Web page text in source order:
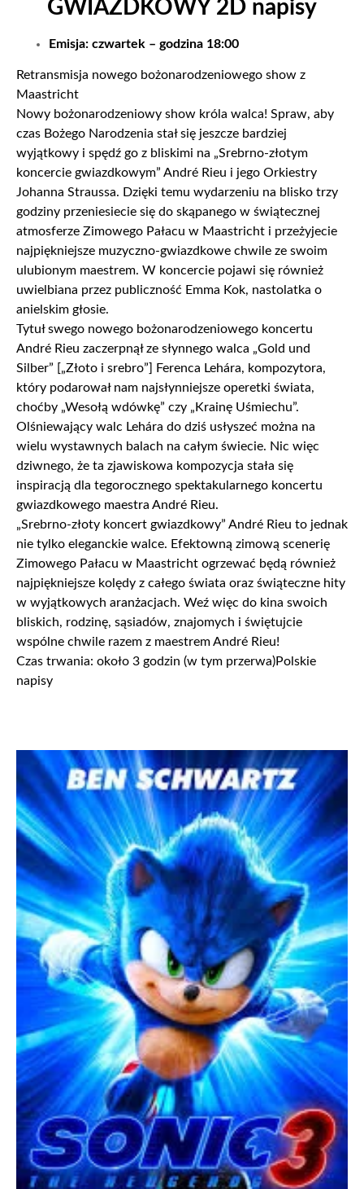
GWIAZDKOWY 2D napisy
Emisja: czwartek – godzina 18:00
Retransmisja nowego bożonarodzeniowego show z
Maastricht
Nowy bożonarodzeniowy show króla walca! Spraw, aby
czas Bożego Narodzenia stał się jeszcze bardziej
wyjątkowy i spędź go z bliskimi na „Srebrno-złotym
koncercie gwiazdkowym” André Rieu i jego Orkiestry
Johanna Straussa. Dzięki temu wydarzeniu na blisko trzy
godziny przeniesiecie się do skąpanego w świątecznej
atmosferze Zimowego Pałacu w Maastricht i przeżyjecie
najpiękniejsze muzyczno-gwiazdkowe chwile ze swoim
ulubionym maestrem. W koncercie pojawi się również
uwielbiana przez publiczność Emma Kok, nastolatka o
anielskim głosie.
Tytuł swego nowego bożonarodzeniowego koncertu
André Rieu zaczerpnął ze słynnego walca „Gold und
Silber” [„Złoto i srebro”] Ferenca Lehára, kompozytora,
który podarował nam najsłynniejsze operetki świata,
choćby „Wesołą wdówkę” czy „Krainę Uśmiechu”.
Olśniewający walc Lehára do dziś usłyszeć można na
wielu wystawnych balach na całym świecie. Nic więc
dziwnego, że ta zjawiskowa kompozycja stała się
inspiracją dla tegorocznego spektakularnego koncertu
gwiazdkowego maestra André Rieu.
„Srebrno-złoty koncert gwiazdkowy” André Rieu to jednak
nie tylko eleganckie walce. Efektowną zimową scenerię
Zimowego Pałacu w Maastricht ogrzewać będą również
najpiękniejsze kolędy z całego świata oraz świąteczne hity
w wyjątkowych aranżacjach. Weź więc do kina swoich
bliskich, rodzinę, sąsiadów, znajomych i świętujcie
wspólne chwile razem z maestrem André Rieu!
Czas trwania: około 3 godzin (w tym przerwa)Polskie
napisy